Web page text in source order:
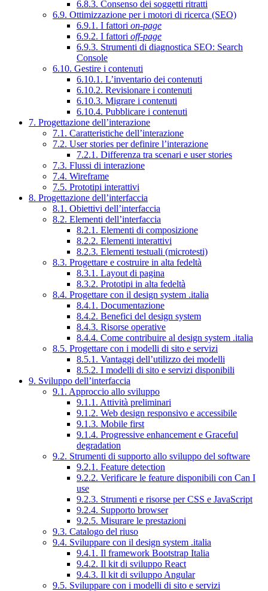
6.8.3. Consenso dei soggetti ritratti
6.9. Ottimizzazione per i motori di ricerca (SEO)
6.9.1. I fattori on-page
6.9.2. I fattori off-page
6.9.3. Strumenti di diagnostica SEO: Search
Console
6.10. Gestire i contenuti
6.10.1. L’inventario dei contenuti
6.10.2. Revisionare i contenuti
6.10.3. Migrare i contenuti
6.10.4. Pubblicare i contenuti
7. Progettazione dell’interazione
7.1. Caratteristiche dell’interazione
7.2. User stories per definire l’interazione
7.2.1. Differenza tra scenari e user stories
7.3. Flussi di interazione
7.4. Wireframe
7.5. Prototipi interattivi
8. Progettazione dell’interfaccia
8.1. Obiettivi dell’interfaccia
8.2. Elementi dell’interfaccia
8.2.1. Elementi di composizione
8.2.2. Elementi interattivi
8.2.3. Elementi testuali (microtesti)
8.3. Progettare e costruire in alta fedeltà
8.3.1. Layout di pagina
8.3.2. Prototipi in alta fedeltà
8.4. Progettare con il design system .italia
8.4.1. Documentazione
8.4.2. Benefici del design system
8.4.3. Risorse operative
8.4.4. Come contribuire al design system .italia
8.5. Progettare con i modelli di sito e servizi
8.5.1. Vantaggi dell’utilizzo dei modelli
8.5.2. I modelli di sito e servizi disponibili
9. Sviluppo dell’interfaccia
9.1. Approccio allo sviluppo
9.1.1. Attività preliminari
9.1.2. Web design responsivo e accessibile
9.1.3. Mobile first
9.1.4. Progressive enhancement e Graceful
degradation
9.2. Strumenti di supporto allo sviluppo del software
9.2.1. Feature detection
9.2.2. Verificare le feature disponibili con Can I
use
9.2.3. Strumenti e risorse per CSS e JavaScript
9.2.4. Supporto browser
9.2.5. Misurare le prestazioni
9.3. Catalogo del riuso
9.4. Sviluppare con il design system .italia
9.4.1. Il framework Bootstrap Italia
9.4.2. Il kit di sviluppo React
9.4.3. Il kit di sviluppo Angular
9.5. Sviluppare con i modelli di sito e servizi